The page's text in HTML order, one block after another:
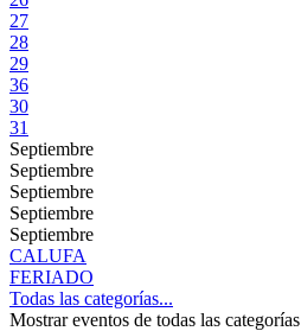
27
28
29
36
30
31
Septiembre
Septiembre
Septiembre
Septiembre
Septiembre
CALUFA
FERIADO
Todas las categorías...
Mostrar eventos de todas las categorías